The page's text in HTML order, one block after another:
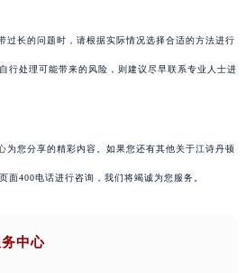
过长的问题时，请根据实际情况选择合适的方法进行
行处理可能带来的风险，则建议尽早联系专业人士进
为您分享的精彩内容。如果您还有其他关于江诗丹顿
面400电话进行咨询，我们将竭诚为您服务。
中心